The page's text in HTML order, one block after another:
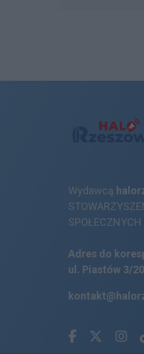
Wydawcą
Adres do
ul. Piastów 3/20
X.com